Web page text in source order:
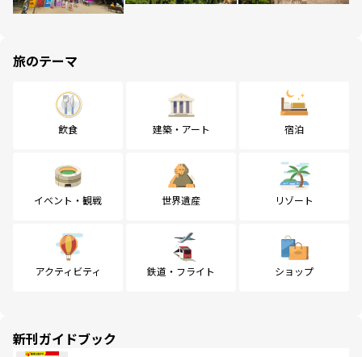
旅のテーマ
飲食 建築・アート 宿泊
イベント・観戦 世界遺産 リゾート
アクティビティ 鉄道・フライト ショップ
新刊ガイドブック